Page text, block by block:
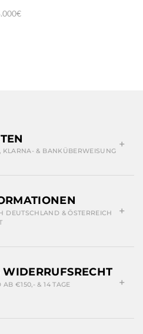
KLARNA- & BANKÜBERWEISUNG
DEUTSCHLAND & ÖSTERREICH
€150,- & 14 TAGE